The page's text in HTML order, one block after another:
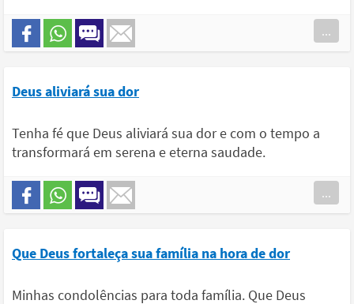
...
Deus aliviará sua dor
Tenha fé que Deus aliviará sua dor e com o tempo a
transformará em serena e eterna saudade.
...
Que Deus fortaleça sua família na hora de dor
Minhas condolências para toda família. Que Deus